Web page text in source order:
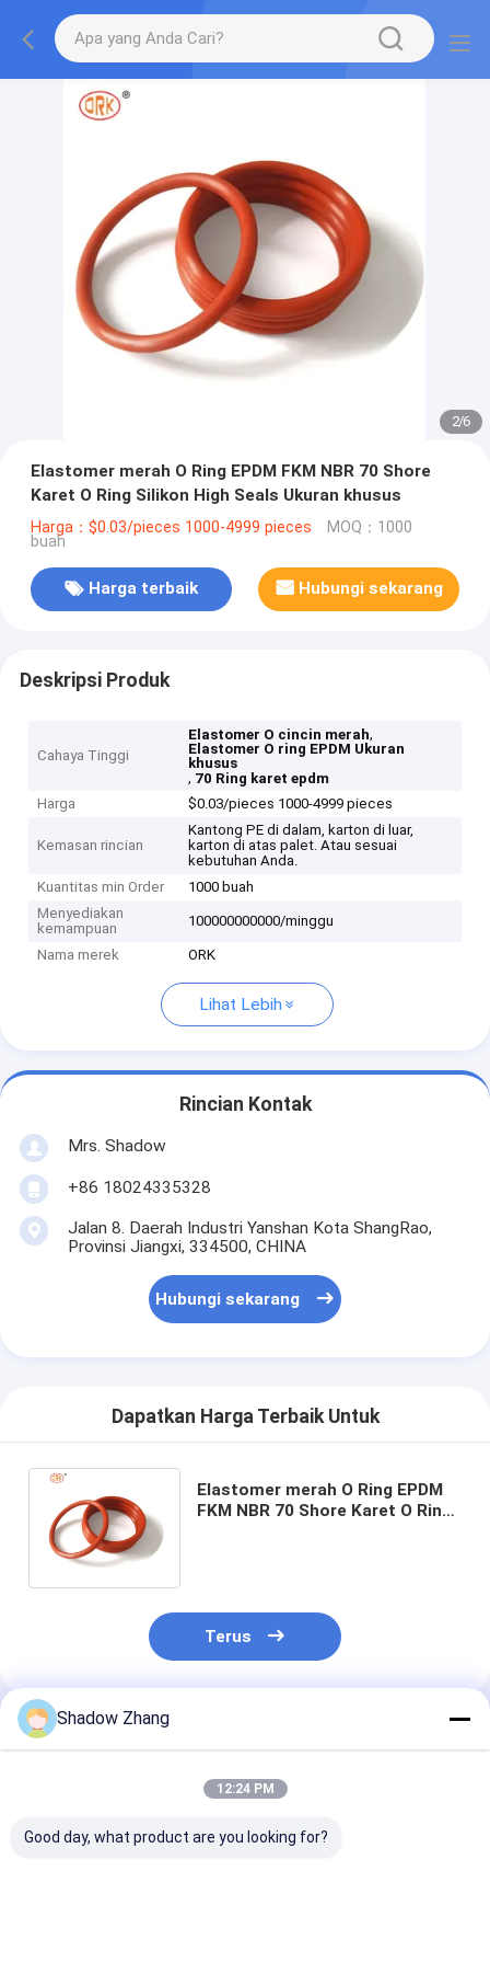
2/6
Elastomer merah O Ring EPDM FKM NBR 70 Shore
Karet O Ring Silikon High Seals Ukuran khusus
Harga：$0.03/pieces 1000-4999 pieces MOQ：1000
buah
Harga terbaik Hubungi sekarang
Deskripsi Produk
Cahaya Tinggi
Elastomer O cincin merah,
Elastomer O ring EPDM Ukuran
khusus
, 70 Ring karet epdm
Harga
$0.03/pieces 1000-4999 pieces
Kemasan rincian
Kantong PE di dalam, karton di luar,
karton di atas palet. Atau sesuai
kebutuhan Anda.
Kuantitas min Order
1000 buah
Menyediakan
kemampuan
100000000000/minggu
Nama merek ORK
Lihat Lebih
Rincian Kontak
Mrs. Shadow
+86 18024335328
Jalan 8. Daerah Industri Yanshan Kota ShangRao,
Provinsi Jiangxi, 334500, CHINA
Hubungi sekarang
Dapatkan Harga Terbaik Untuk
Elastomer merah O Ring EPDM
FKM NBR 70 Shore Karet O Ring
Terus
Rekomendasi Produk
Shadow Zhang
12:24 PM
Good day, what product are you looking for?